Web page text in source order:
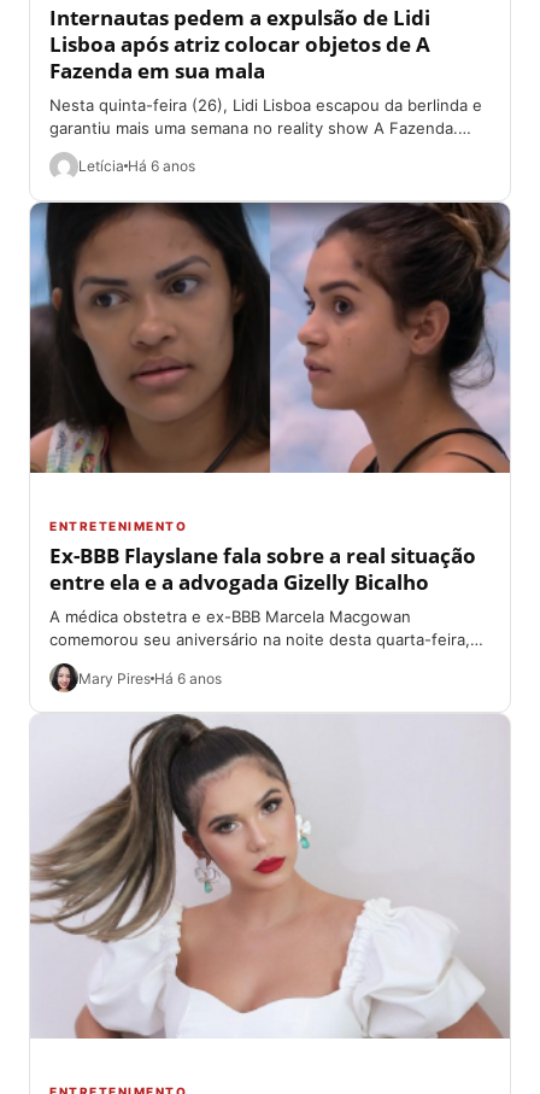
Internautas pedem a expulsão de Lidi
Lisboa após atriz colocar objetos de A
Fazenda em sua mala
Nesta quinta-feira (26), Lidi Lisboa escapou da berlinda e
garantiu mais uma semana no reality show A Fazenda.
Contudo, apesar de mandar...
Letícia Há 6 anos
ENTRETENIMENTO
Ex-BBB Flayslane fala sobre a real situação
entre ela e a advogada Gizelly Bicalho
A médica obstetra e ex-BBB Marcela Macgowan
comemorou seu aniversário na noite desta quarta-feira,
25. A famosa decidiu reunir alguns colegas de...
Mary Pires Há 6 anos